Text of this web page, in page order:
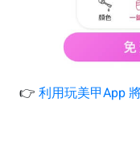
👉 利用玩美甲App